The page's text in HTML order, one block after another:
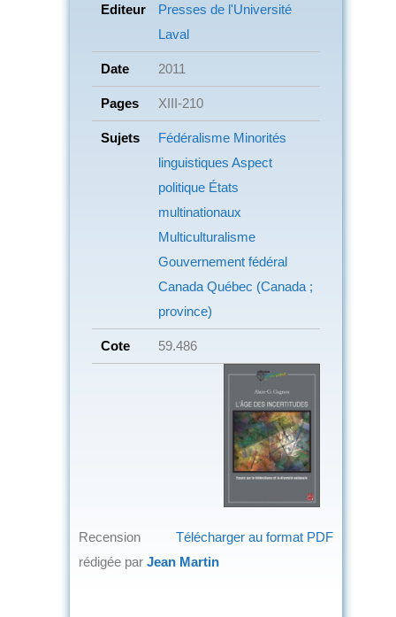
Editeur
Presses de l'Université
Laval
Date 2011
Pages XIII-210
Sujets
Fédéralisme Minorités
linguistiques Aspect
politique États
multinationaux
Multiculturalisme
Gouvernement fédéral
Canada Québec (Canada ;
province)
Cote 59.486
Télécharger au format PDF
Recension
rédigée par Jean Martin